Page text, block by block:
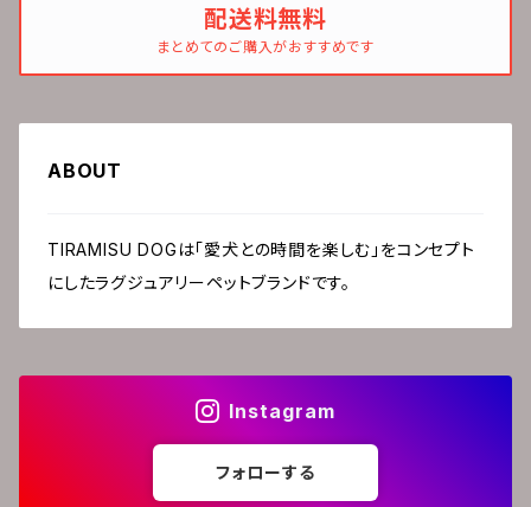
配送料無料
まとめてのご購入がおすすめです
ABOUT
TIRAMISU DOGは「愛犬との時間を楽しむ」をコンセプト
にしたラグジュアリーペットブランドです。
Instagram
フォローする